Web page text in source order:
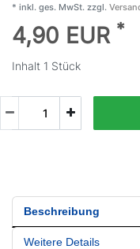
* inkl. ges. MwSt. zzgl.
4,90 EUR *
Inhalt 1 Stück
Beschreibung
Weitere Details